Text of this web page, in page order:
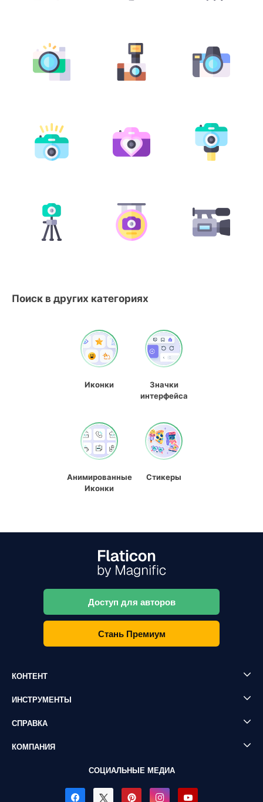
Поиск в других категориях
Иконки
Значки
интерфейса
Анимированные
Иконки
Стикеры
Доступ для авторов
Стань Премиум
КОНТЕНТ
ИНСТРУМЕНТЫ
СПРАВКА
КОМПАНИЯ
СОЦИАЛЬНЫЕ МЕДИА